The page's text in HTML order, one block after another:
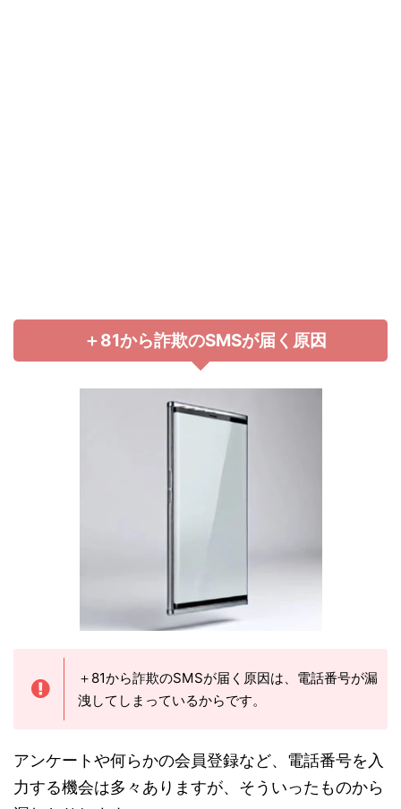
＋81から詐欺のSMSが届く原因
＋81から詐欺のSMSが届く原因は、電話番号が漏
洩してしまっているからです。
アンケートや何らかの会員登録など、電話番号を入
力する機会は多々ありますが、そういったものから